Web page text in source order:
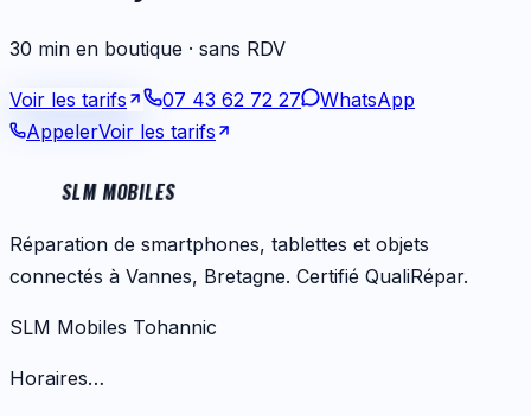
30 min en boutique · sans RDV
Voir les tarifs 07 43 62 72 27
WhatsApp
AppelerVoir les tarifs
SLM MOBILES
Réparation de smartphones, tablettes et objets
connectés à Vannes, Bretagne. Certifié QualiRépar.
SLM Mobiles Tohannic
Horaires…